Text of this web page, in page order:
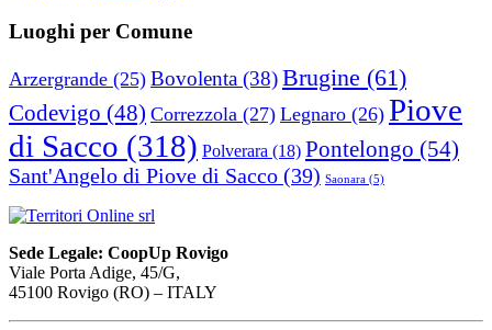
Luoghi per Comune
Arzergrande (25) Bovolenta (38)Brugine (61)
Codevigo (48) Correzzola (27) Legnaro (26) Piove
di Sacco (318) Polverara (18) Pontelongo (54)
Sant'Angelo di Piove di Sacco (39) Saonara (5)
Sede Legale: CoopUp Rovigo
Viale Porta Adige, 45/G,
45100 Rovigo (RO) – ITALY